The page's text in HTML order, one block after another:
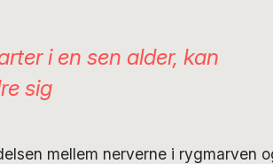
i en sen alder, kan
sig
mellem nerverne i rygmarven